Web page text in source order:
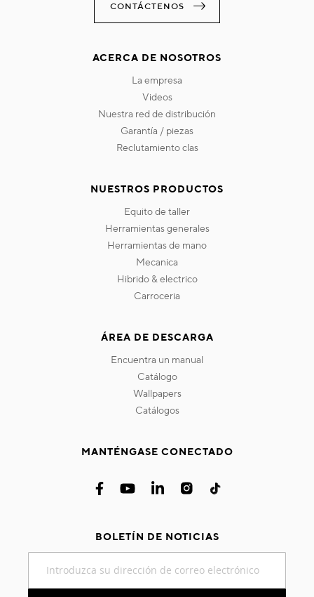
CONTÁCTENOS
ACERCA DE NOSOTROS
la empresa
videos
nuestra red de distribución
garantía / piezas
reclutamiento clas
NUESTROS PRODUCTOS
equito de taller
herramientas generales
herramientas de mano
mecanica
hibrido & electrico
carroceria
ÁREA DE DESCARGA
encuentra un manual
catálogo
wallpapers
catálogos
MANTÉNGASE CONECTADO
BOLETÍN DE NOTICIAS
nuestro